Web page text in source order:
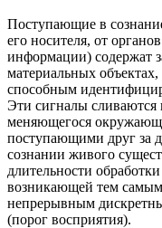
Поступающие в
его носителя, от
информации) содержат
материальных объектах,
способным
Эти сигналы сливаются
меняющегося
поступающими друг за
сознании живого
длительности
возникающей тем
непрерывным
(порог восприятия).